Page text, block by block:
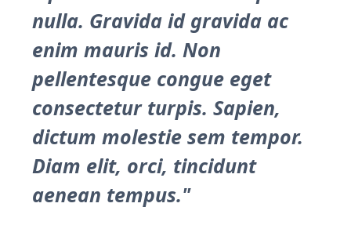
nulla. Gravida id gravida ac
enim mauris id. Non
pellentesque congue eget
consectetur turpis. Sapien,
dictum molestie sem tempor.
Diam elit, orci, tincidunt
aenean tempus."